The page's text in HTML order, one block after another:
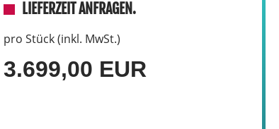
LIEFERZEIT ANFRAGEN.
pro Stück (inkl. MwSt.)
3.699,00 EUR